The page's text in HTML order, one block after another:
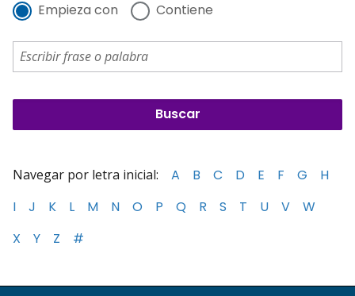
Empieza con Contiene
Navegar por letra inicial: A B C D E F G
H
I
J K L M N O P Q R S T U V
W
X
Y Z #